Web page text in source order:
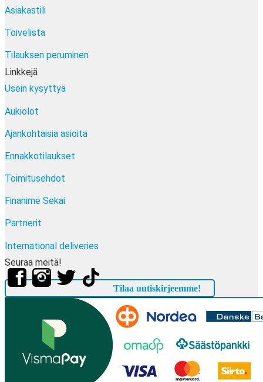
Asiakastili
Toivelista
Tilauksen peruminen
Linkkejä
Usein kysyttyä
Aukiolot
Ajankohtaisia asioita
Ennakkotilaukset
Toimitusehdot
Finanime Sekai
Partnerit
International deliveries
Seuraa meitä!
Tilaa uutiskirjeemme!